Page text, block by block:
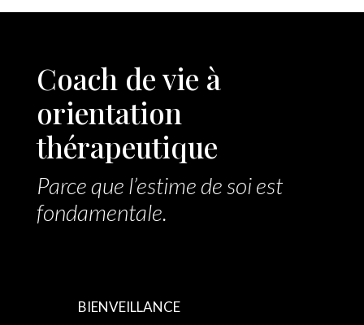
Coach de vie à
orientation
thérapeutique
Parce que l’estime de soi est
fondamentale.
BIENVEILLANCE